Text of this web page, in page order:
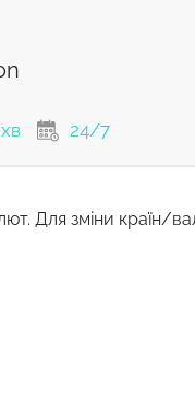
24/7
Для зміни